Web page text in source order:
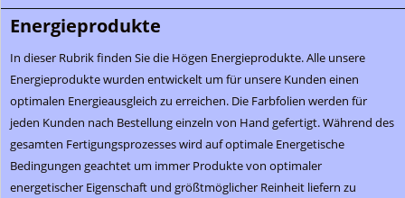
Energieprodukte
In dieser Rubrik finden Sie die Högen Energieprodukte. Alle unsere
Energieprodukte wurden entwickelt um für unsere Kunden einen
optimalen Energieausgleich zu erreichen. Die Farbfolien werden für
jeden Kunden nach Bestellung einzeln von Hand gefertigt. Während des
gesamten Fertigungsprozesses wird auf optimale Energetische
Bedingungen geachtet um immer Produkte von optimaler
energetischer Eigenschaft und größtmöglicher Reinheit liefern zu